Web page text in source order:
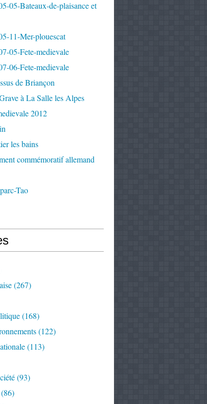
05-Bateaux-de-plaisance et
11-Mer-plouescat
05-Fete-medievale
06-Fete-medievale
de Briançon
à La Salle les Alpes
2012
les bains
commémoratif allemand
Tao
(267)
(168)
(122)
(113)
(93)
(86)